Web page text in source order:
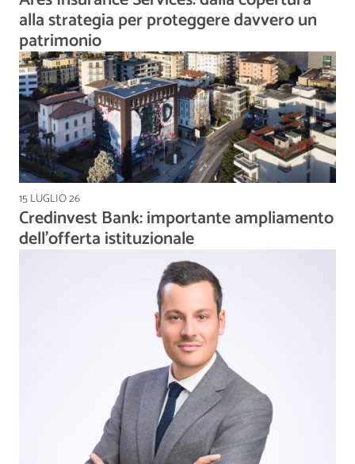
alla strategia per proteggere davvero un
patrimonio
15 LUGLIO 26
Credinvest Bank: importante ampliamento
dell’offerta istituzionale